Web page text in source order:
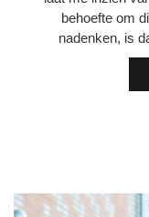
behoefte om
nadenken, is